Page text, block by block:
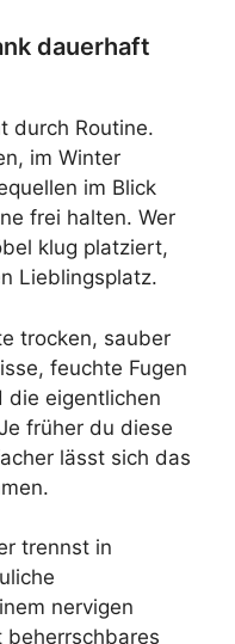
dauerhaft
durch Routine.
im Winter
im Blick
frei halten. Wer
klug platziert,
Lieblingsplatz.
trocken, sauber
feuchte Fugen
die eigentlichen
früher du diese
lässt sich das
trennst in
nervigen
beherrschbares